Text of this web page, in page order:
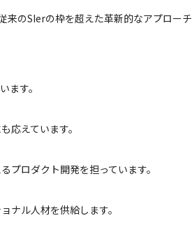
来のSIerの枠を超えた革新的なアプローチ
ます。
応えています。
ロダクト開発を担っています。
ナル人材を供給します。